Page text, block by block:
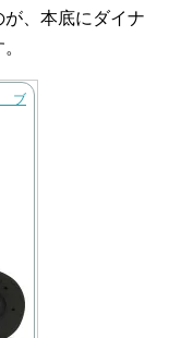
、本底にダイナ
ブ